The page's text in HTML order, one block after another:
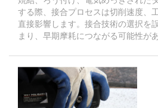
する際、接合プロセスは切削速度、
直接影響します。接合技術の選択を
まり、早期摩耗につながる可能性が